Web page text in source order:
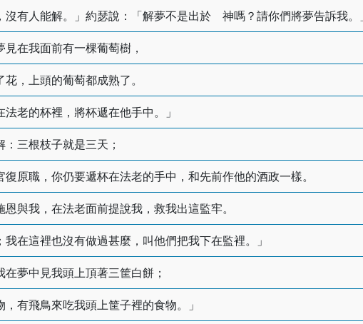
有人能解。」約瑟說：「解夢不是出於 神嗎？請你們將夢告訴我。
在我面前有一棵葡萄樹，
，上頭的葡萄都成熟了。
老的杯裡，將杯遞在他手中。」
三根枝子就是三天；
原職，你仍要遞杯在法老的手中，和先前作他的酒政一樣。
與我，在法老面前提說我，救我出這監牢。
在這裡也沒有做過甚麼，叫他們把我下在監裡。」
夢中見我頭上頂著三筐白餅；
有飛鳥來吃我頭上筐子裡的食物。」